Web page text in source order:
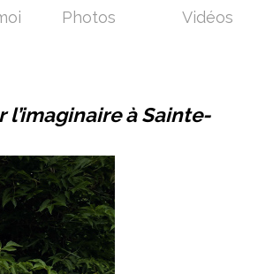
à Sainte-
Photos Vidéos